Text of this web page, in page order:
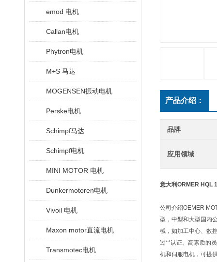
emod 电机
Callan电机
Phytron电机
M+S 马达
MOGENSEN振动电机
Perske电机
Schimpf马达
Schimpf电机
MINI MOTOR 电机
Dunkermotoren电机
Vivoil 电机
Maxon motor直流电机
Transmotec电机
产品介绍：
品牌
应用领域
意大利ORMER HQL
公司介绍OEMER
型，中型和大型国内
械，如加工中心、数
过**认证。高素质的
机和伺服电机，可提